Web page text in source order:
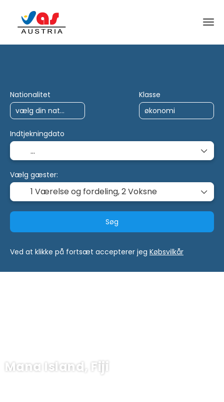
Mana Island, Fiji
Nationalitet Klasse
Indtjekningdato
Vælg gæster:
1 Værelse og fordeling,2 Voksne
Søg
Ved at klikke på fortsæt accepterer jeg Købsvilkår